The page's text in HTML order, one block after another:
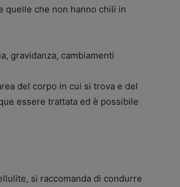
quelle che non hanno chili in
gravidanza, cambiamenti
del corpo in cui si trova e del
essere trattata ed è possibile
si raccomanda di condurre